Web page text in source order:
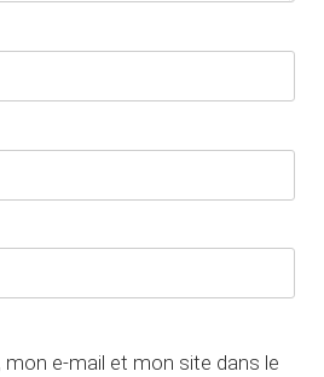
e-mail et mon site dans le